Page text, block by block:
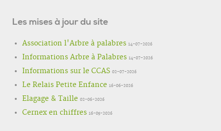
Les mises à jour du site
Association l'Arbre à palabres 14-07-2026
Informations Arbre à Palabres 14-07-2026
Informations sur le CCAS 02-07-2026
Le Relais Petite Enfance 16-06-2026
Elagage & Taille 02-06-2026
Cernex en chiffres 16-05-2026